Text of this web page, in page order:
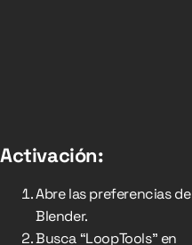
Activación:
Abre las preferencias de
Blender.
Busca “LoopTools” en